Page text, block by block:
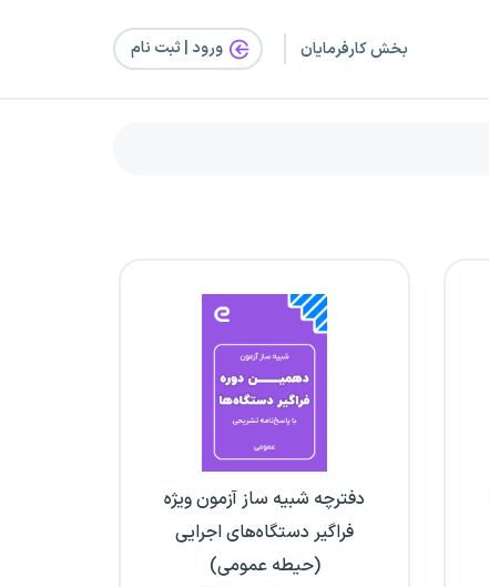
بخش کارفرمایان ورود | ثبت‌ نام
دفترچه شبیه ساز آزمون ویژه
فراگیر دستگاه‌های اجرایی
(حیطه عمومی)